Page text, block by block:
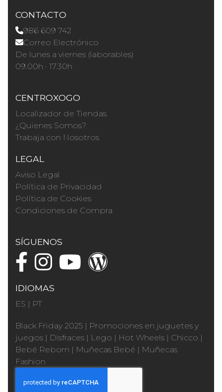
CONTACTO
986 609 742
Correo Electrónico
De lunes a viernes (laborables)
09.00h · 17.30h
CENTROXOGO
Localizador de Tiendas
¿Quienes Somos?
Trabaja con Nosotros
LEGAL
Aviso Legal
Política de Privacidad
Política de Cookies
Condiciones de Compra
SÍGUENOS
IDIOMAS
ES | PT
Black Friday 2025 | Promociones en juguetes y
juegos | Disfraces | Lego | Hot Wheels | Chicco |
Bebé Reborn | Muñecas Bebé | Muñecas
Fashion